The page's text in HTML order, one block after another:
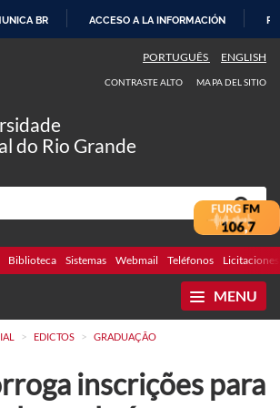
CONTENIDO
BR ACCESO A LA INFORMACIÓN
PORTUGUÊS ENGLISH
CONTRASTE ALTO MAPA DEL SITIO
do Rio Grande
Biblioteca Sistemas Webmail Teléfonos Licitaciones
MENU
> EDICTOS > GRADUAÇÃO
inscrições para